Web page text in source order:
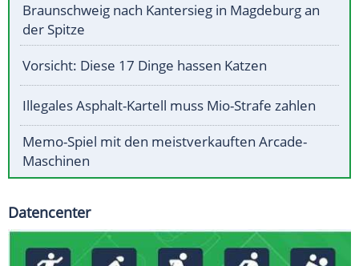
Braunschweig nach Kantersieg in Magdeburg an
der Spitze
Vorsicht: Diese 17 Dinge hassen Katzen
Illegales Asphalt-Kartell muss Mio-Strafe zahlen
Memo-Spiel mit den meistverkauften Arcade-
Maschinen
Datencenter